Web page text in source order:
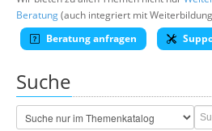
Beratung(auch integriert mit
Beratung anfragen
Suche